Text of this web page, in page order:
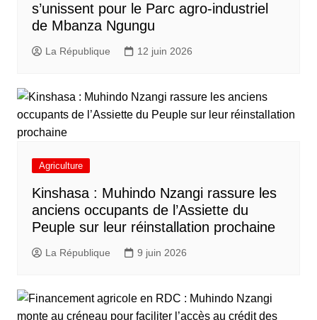
s’unissent pour le Parc agro-industriel
de Mbanza Ngungu
La République 12 juin 2026
Agriculture
Kinshasa : Muhindo Nzangi rassure les
anciens occupants de l’Assiette du
Peuple sur leur réinstallation prochaine
La République 9 juin 2026